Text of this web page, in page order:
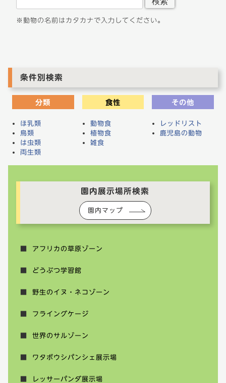
※動物の名前はカタカナで入力してください。
条件別検索
分類
ほ乳類
鳥類
は虫類
両生類
食性
動物食
植物食
雑食
その他
レッドリスト
鹿児島の動物
園内展示場所検索
園内マップ
アフリカの草原ゾーン
どうぶつ学習館
野生のイヌ・ネコゾーン
フライングケージ
世界のサルゾーン
ワタボウシパンシェ展示場
レッサーパンダ展示場